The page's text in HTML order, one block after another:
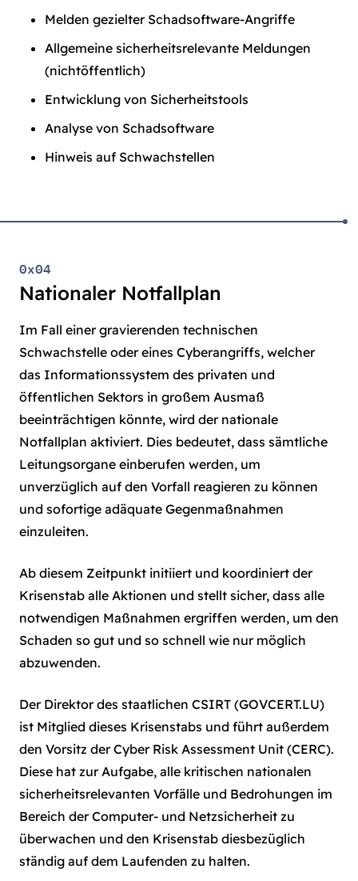
Melden gezielter Schadsoftware-Angriffe
Allgemeine sicherheitsrelevante Meldungen
(nichtöffentlich)
Entwicklung von Sicherheitstools
Analyse von Schadsoftware
Hinweis auf Schwachstellen
0x04
Nationaler Notfallplan
Im Fall einer gravierenden technischen
Schwachstelle oder eines Cyberangriffs, welcher
das Informationssystem des privaten und
öffentlichen Sektors in großem Ausmaß
beeinträchtigen könnte, wird der nationale
Notfallplan aktiviert. Dies bedeutet, dass sämtliche
Leitungsorgane einberufen werden, um
unverzüglich auf den Vorfall reagieren zu können
und sofortige adäquate Gegenmaßnahmen
einzuleiten.
Ab diesem Zeitpunkt initiiert und koordiniert der
Krisenstab alle Aktionen und stellt sicher, dass alle
notwendigen Maßnahmen ergriffen werden, um den
Schaden so gut und so schnell wie nur möglich
abzuwenden.
Der Direktor des staatlichen CSIRT (GOVCERT.LU)
ist Mitglied dieses Krisenstabs und führt außerdem
den Vorsitz der Cyber Risk Assessment Unit (CERC).
Diese hat zur Aufgabe, alle kritischen nationalen
sicherheitsrelevanten Vorfälle und Bedrohungen im
Bereich der Computer- und Netzsicherheit zu
überwachen und den Krisenstab diesbezüglich
ständig auf dem Laufenden zu halten.